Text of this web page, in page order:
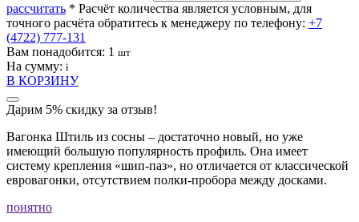
рассчитать * Расчёт количества является условным, для
точного расчёта обратитесь к менеджеру по телефону: +7
(4722) 777-131
Вам понадобится: 1 шт
На сумму: i
В КОРЗИНУ
Дарим 5% скидку за отзыв!
Вагонка Штиль из сосны – достаточно новый, но уже
имеющий большую популярность профиль. Она имеет
систему крепления «шип-паз», но отличается от классической
евровагонки, отсутствием полки-пробора между досками.
понятно